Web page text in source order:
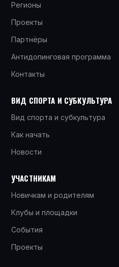
Регионы
Проекты
Партнёры
Антидопинговая программа
Контакты
ВИД СПОРТА И СУБКУЛЬТУРА
Вид спорта и субкультура
Как начать
Новости
УЧАСТНИКАМ
Новичкам и родителям
Клубы и площадки
События
Проекты